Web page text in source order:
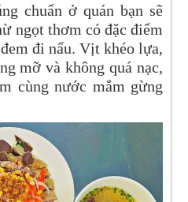
chuẩn ở quán bạn sẽ
ngọt thơm có đặc điểm
đi nấu. Vịt khéo lựa,
mỡ và không quá nạc,
cùng nước mắm gừng